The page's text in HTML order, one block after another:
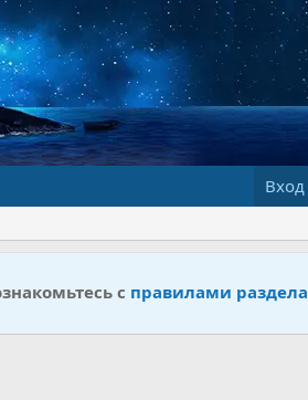
Вход
с правилами раздела